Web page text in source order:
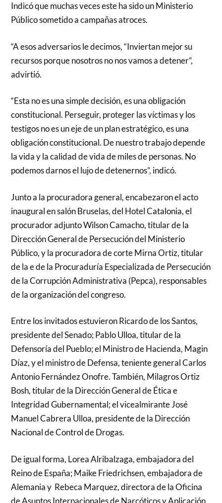
Indicó que muchas veces este ha sido un Ministerio
Público sometido a campañas atroces.
“A esos adversarios le decimos, “Inviertan mejor su
recursos porque nosotros no nos vamos a detener”,
advirtió.
“Esta no es una simple decisión, es una obligación
constitucional. Perseguir, proteger las víctimas y los
testigos no es un eje de un plan estratégico, es una
obligación constitucional. De nuestro trabajo depende
la vida y la calidad de vida de miles de personas. No
podemos darnos el lujo de detenernos”, indicó.
Junto a la procuradora general, encabezaron el acto
inaugural en salón Bruselas, del Hotel Catalonia, el
procurador adjunto Wilson Camacho, titular de la
Dirección General de Persecución del Ministerio
Público, y la procuradora de corte Mirna Ortiz, titular
de la e de la Procuraduría Especializada de Persecución
de la Corrupción Administrativa (Pepca), responsables
de la organización del congreso.
Entre los invitados estuvieron Ricardo de los Santos,
presidente del Senado; Pablo Ulloa, titular de la
Defensoría del Pueblo; el Ministro de Hacienda, Magin
Díaz, y el ministro de Defensa, teniente general Carlos
Antonio Fernández Onofre. También, Milagros Ortiz
Bosh, titular de la Dirección General de Ética e
Integridad Gubernamental; el vicealmirante José
Manuel Cabrera Ulloa, presidente de la Dirección
Nacional de Control de Drogas.
De igual forma, Lorea Alribalzaga, embajadora del
Reino de España; Maike Friedrichsen, embajadora de
Alemania y Rebeca Marquez, directora de la Oficina
de Asuntos Internacionales de Narcóticos y Aplicación